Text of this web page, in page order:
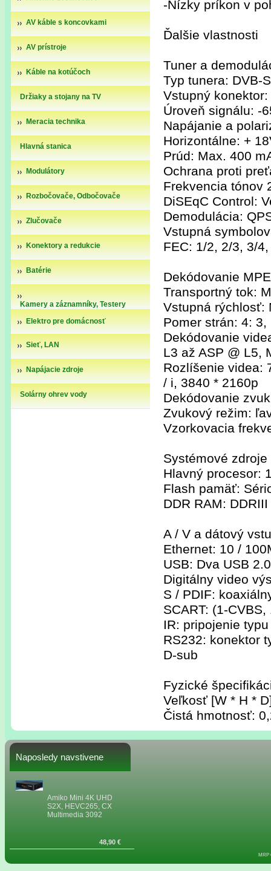
AV káble s koncovkami
AV prístroje
Káble na kotúčoch
Držiaky a stojany na TV
Meracia technika
Hlavná stanica
Modulátory
Rozbočovače, Odbočovače
Zlučovače
Konektory a redukcie
Batérie
Kamery a záznamníky, Testery
Elektro pre domácnosť
Sieť, LAN
Napájacie zdroje
Solárny ohrev vody
-Nízky príkon v
Ďalšie vlastnosti
Tuner a
Typ tunera: DVB-
Vstupný
Úroveň signálu: -
Napájanie a
Horizontálne: +
Prúd: Max. 400
Ochrana proti
Frekvencia tónov
DiSEqC Control:
Demodulácia:
Vstupná
FEC: 1/2, 2/3, 3/
Dekódovanie
Transportný tok:
Vstupná rýchlosť:
Pomer strán: 4:
Dekódovanie
L3 až ASP @ L5,
Rozlíšenie videa:
/ i, 3840 * 2160p
Dekódovanie
Zvukový režim:
Vzorkovacia
Systémové zdroje
Hlavný procesor:
Flash pamäť:
DDR RAM:
A / V a dátový
Ethernet: 10 /
USB: Dva USB
Digitálny video
S / PDIF:
SCART: (1-
IR: pripojenie
RS232: konektor
D-sub
Fyzické
Veľkosť [W * H *
Čistá hmotnosť:
Naposledy navstivene
Amiko Mini 4K UHD
S2X, HEVC265, CX
Multimedia 3092
48,90 €
MRP